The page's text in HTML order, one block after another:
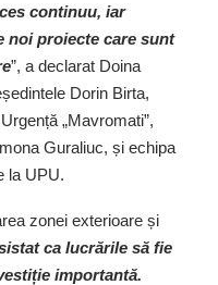
continuu, iar
noi proiecte care sunt
”, a declarat Doina
Dorin Birta,
„Mavromati”,
Guraliuc, și echipa
la UPU.
zonei exterioare și
ca lucrările să fie
importantă.